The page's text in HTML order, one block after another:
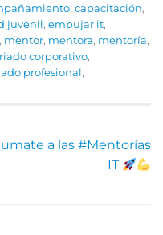
, capacitación,
juvenil , empujar it,
, mentor, mentora, mentoría,
corporativo,
profesional ,
a las #Mentorías
IT